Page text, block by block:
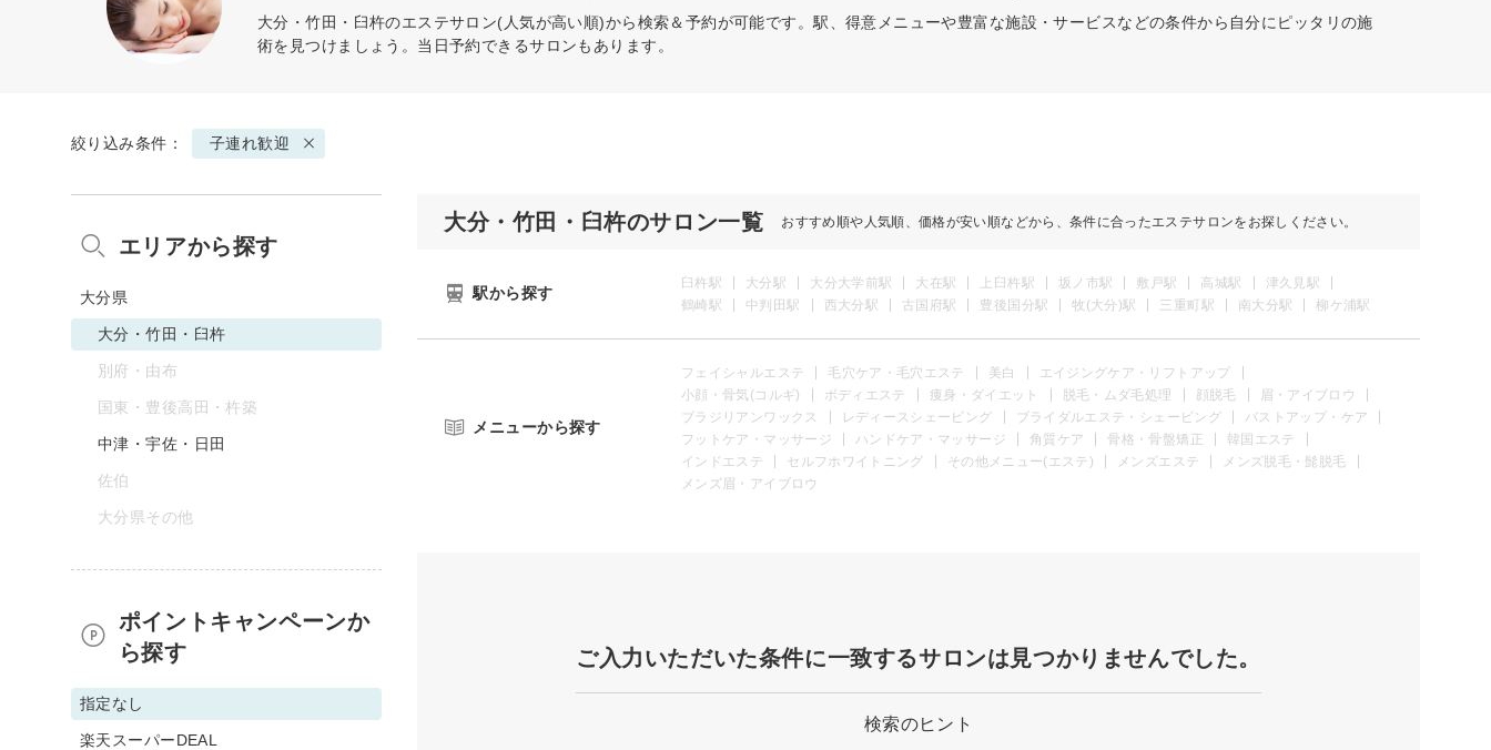
大分・竹田・臼杵のエステサロン(人気が高い順)から検索＆予約が可能です。駅、得意メニューや豊富な施設・サービスなどの条件から自分にピッタリの施
術を見つけましょう。当日予約できるサロンもあります。
絞り込み条件： 子連れ歓迎
大分・竹田・臼杵のサロン一覧 おすすめ順や人気順、価格が安い順などから、条件に合ったエステサロンをお探しください。
駅から探す
臼杵駅 大分駅 大分大学前駅 大在駅 上臼杵駅 坂ノ市駅 敷戸駅 高城駅
津久見駅
鶴崎駅
中判田駅 西大分駅 古国府駅 豊後国分駅 牧(大分)駅 三重町駅 南大分駅 柳ケ浦駅
メニューから探す
フェイシャルエステ 毛穴ケア・毛穴エステ 美白
エイジングケア・リフトアップ
小顔・骨気(コルギ)
ボディエステ 痩身・ダイエット 脱毛・ムダ毛処理 顔脱毛
眉・アイブロウ
ブラジリアンワックス
レディースシェービング ブライダルエステ・シェービング
バストアップ・ケア
フットケア・マッサージ
ハンドケア・マッサージ 角質ケア 骨格・骨盤矯正
韓国エステ
インドエステ
セルフホワイトニング その他メニュー(エステ) メンズエステ
メンズ脱毛・髭脱毛
メンズ眉・アイブロウ
ご入力いただいた条件に一致するサロンは見つかりませんでした。
検索のヒント
エリアから探す
大分県
大分・竹田・臼杵
別府・由布
国東・豊後高田・杵築
中津・宇佐・日田
佐伯
大分県その他
ポイントキャンペーンか
ら探す
指定なし
楽天スーパーDEAL